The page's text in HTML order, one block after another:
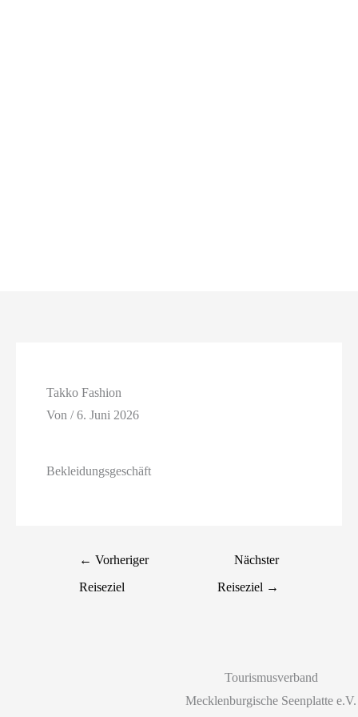
Takko Fashion
Von/6. Juni 2026
Bekleidungsgeschäft
← Vorheriger
Reiseziel
Nächster
Reiseziel →
Tourismusverband
Mecklenburgische Seenplatte e.V.